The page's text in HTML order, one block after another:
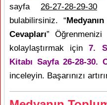
sayfa 26-27-28-29-30
bulabilirsiniz. “
Cevapları” Öğrenmenizi
kolaylaştırmak için7.
Kitabı Sayfa 26-28-30.
inceleyin. Başarınızı